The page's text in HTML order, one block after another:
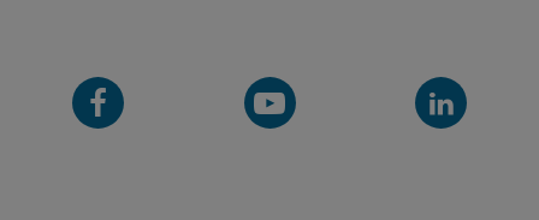
Facebook-
Seite
YouTube-
Kanal
LinkedIn-
Kanal